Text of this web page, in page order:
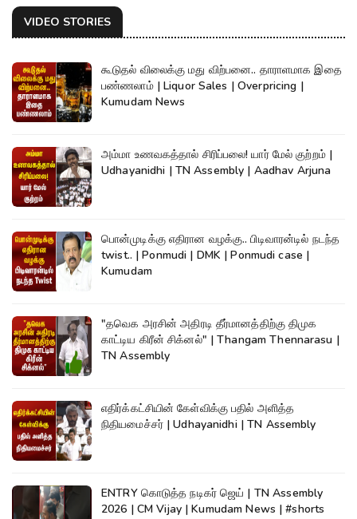
VIDEO STORIES
கூடுதல் விலைக்கு மது விற்பனை.. தாராளமாக இதை
பண்ணலாம் | Liquor Sales | Overpricing |
Kumudam News
அம்மா உணவகத்தால் சிரிப்பலை! யார் மேல் குற்றம் |
Udhayanidhi | TN Assembly | Aadhav Arjuna
பொன்முடிக்கு எதிரான வழக்கு.. பிடிவாரன்டில் நடந்த
twist.. | Ponmudi | DMK | Ponmudi case |
Kumudam
"தவெக அரசின் அதிரடி தீர்மானத்திற்கு திமுக
காட்டிய கிரீன் சிக்னல்" | Thangam Thennarasu |
TN Assembly
எதிர்க்கட்சியின் கேள்விக்கு பதில் அளித்த
நிதியமைச்சர் | Udhayanidhi | TN Assembly
ENTRY கொடுத்த நடிகர் ஜெய் | TN Assembly
2026 | CM Vijay | Kumudam News | #shorts